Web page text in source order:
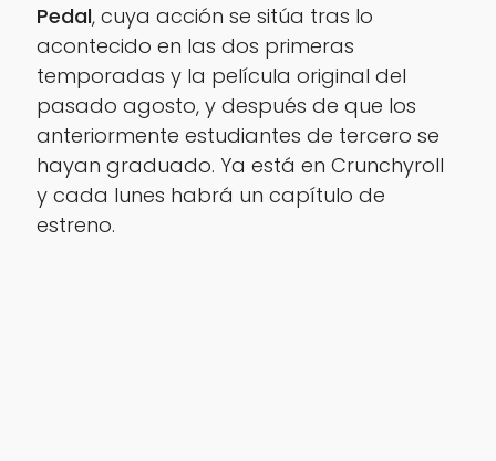
Pedal, cuya acción se sitúa tras lo
acontecido en las dos primeras
temporadas y la película original del
pasado agosto, y después de que los
anteriormente estudiantes de tercero se
hayan graduado. Ya está en Crunchyroll
y cada lunes habrá un capítulo de
estreno.